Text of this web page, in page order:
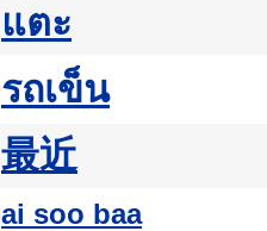
แตะ
รถเข็น
最近
ai soo baa